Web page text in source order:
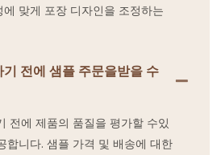
맞게 포장 디자인을 조정하는
전에 샘플 주문을받을 수
전에 제품의 품질을 평가할 수있
합니다. 샘플 가격 및 배송에 대한